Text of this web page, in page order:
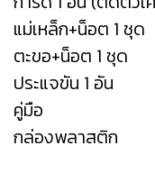
แม่เหล็ก+น็อต 1 ชุด
ตะขอ+น็อต 1 ชุด
ประแจขัน 1 อัน
คู่มือ
กล่องพลาสติก